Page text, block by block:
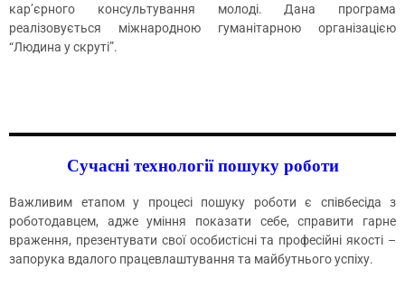
кар’єрного консультування молоді. Дана програма
реалізовується міжнародною гуманітарною організацією
“Людина у скруті”.
Сучасні технології пошуку роботи
Важливим етапом у процесі пошуку роботи є співбесіда з
роботодавцем, адже уміння показати себе, справити гарне
враження, презентувати свої особистісні та професійні якості –
запорука вдалого працевлаштування та майбутнього успіху.